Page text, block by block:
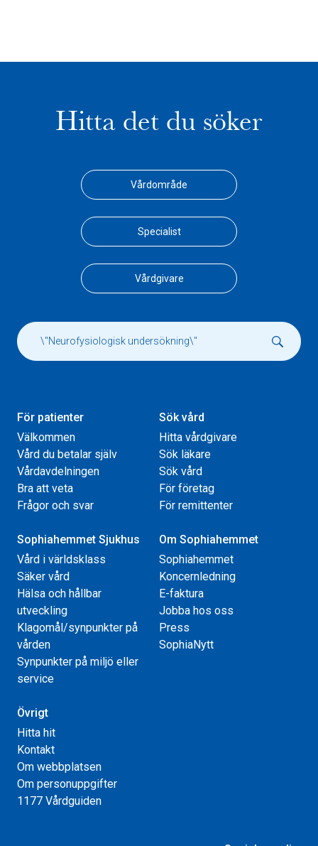
Hitta det du söker
Vårdområde
Specialist
Vårdgivare
För patienter
Välkommen
Vård du betalar själv
Vårdavdelningen
Bra att veta
Frågor och svar
Sök vård
Hitta vårdgivare
Sök läkare
Sök vård
För företag
För remittenter
Sophiahemmet Sjukhus
Vård i världsklass
Säker vård
Hälsa och hållbar
utveckling
Klagomål/synpunkter på
vården
Synpunkter på miljö eller
service
Om Sophiahemmet
Sophiahemmet
Koncernledning
E-faktura
Jobba hos oss
Press
SophiaNytt
Övrigt
Hitta hit
Kontakt
Om webbplatsen
Om personuppgifter
1177 Vårdguiden